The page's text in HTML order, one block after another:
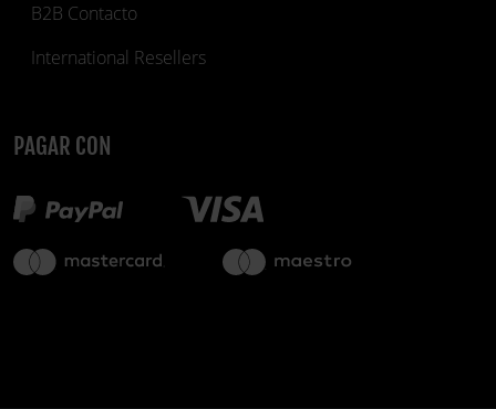
B2B Contacto
International Resellers
PAGAR CON